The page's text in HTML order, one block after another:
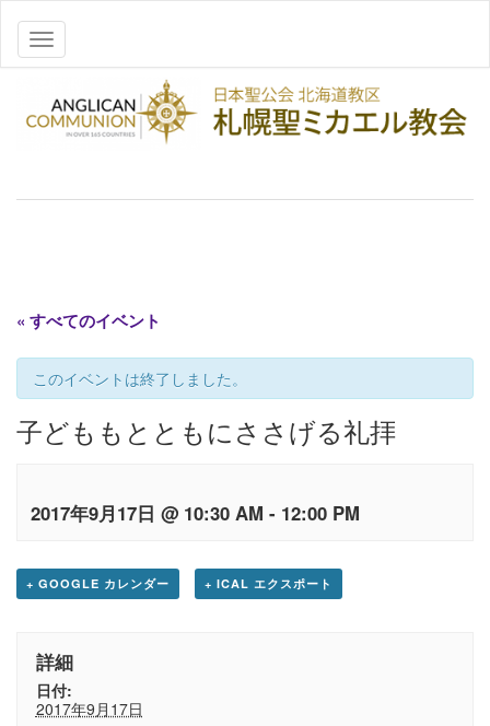
ナビゲーションを切り替え
« すべてのイベント
このイベントは終了しました。
子どももとともにささげる礼拝
2017年9月17日 @ 10:30 AM - 12:00 PM
+ GOOGLE カレンダー + ICAL エクスポート
詳細
日付:
2017年9月17日